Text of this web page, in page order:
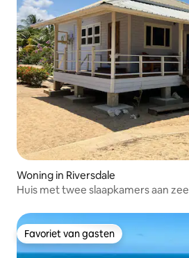
Woning in Riversdale
Huis met twee slaapkamers aan zee
Favoriet van gasten
Favoriet van gasten